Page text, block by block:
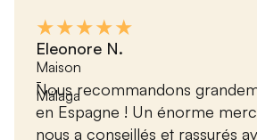
★★★★★
Eleonore N.
Maison
-
Málaga
Nous recommandons
en Espagne ! Un énorme
nous a conseillés et rassurés